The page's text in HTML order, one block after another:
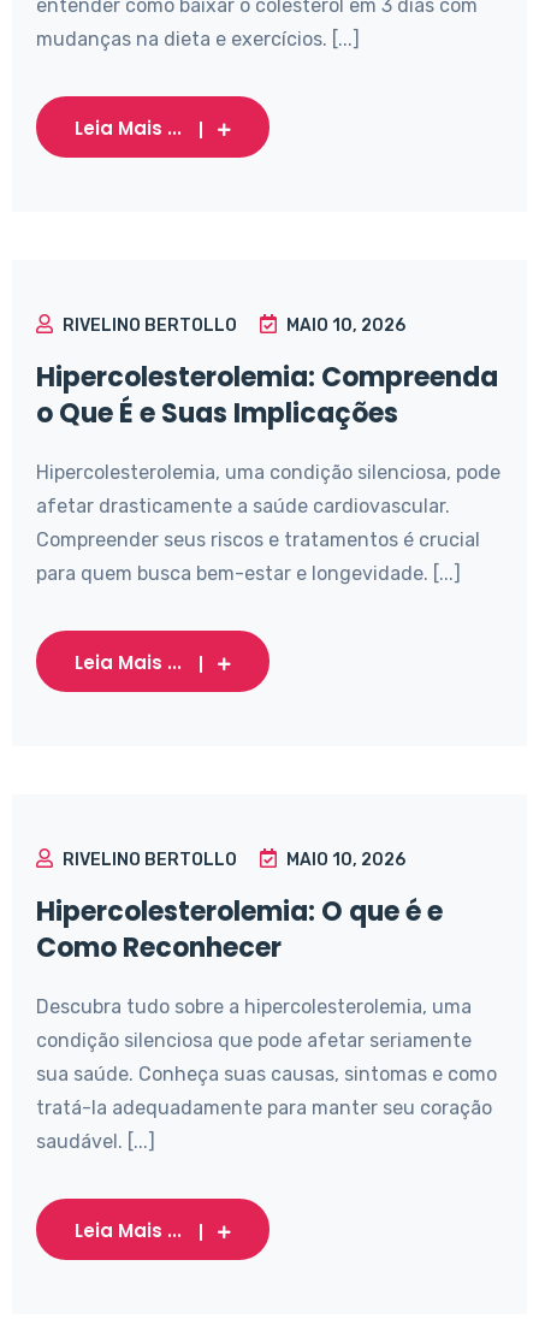
entender como baixar o colesterol em 3 dias com
mudanças na dieta e exercícios. [...]
Leia Mais ...
RIVELINO BERTOLLO MAIO 10, 2026
Hipercolesterolemia: Compreenda
o Que É e Suas Implicações
Hipercolesterolemia, uma condição silenciosa, pode
afetar drasticamente a saúde cardiovascular.
Compreender seus riscos e tratamentos é crucial
para quem busca bem-estar e longevidade. [...]
Leia Mais ...
RIVELINO BERTOLLO MAIO 10, 2026
Hipercolesterolemia: O que é e
Como Reconhecer
Descubra tudo sobre a hipercolesterolemia, uma
condição silenciosa que pode afetar seriamente
sua saúde. Conheça suas causas, sintomas e como
tratá-la adequadamente para manter seu coração
saudável. [...]
Leia Mais ...